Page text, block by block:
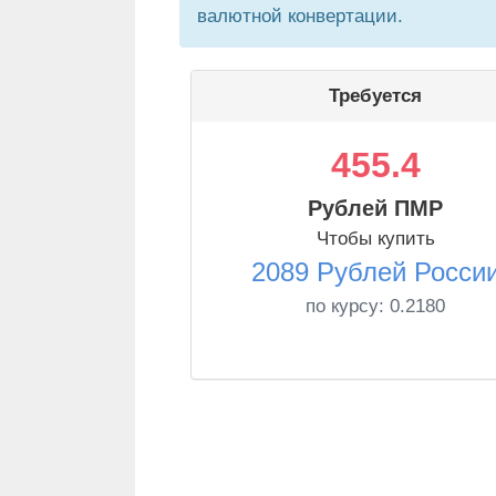
валютной конвертации.
Требуется
455.4
Рублей ПМР
Чтобы купить
2089 Рублей
по курсу: 0.2180